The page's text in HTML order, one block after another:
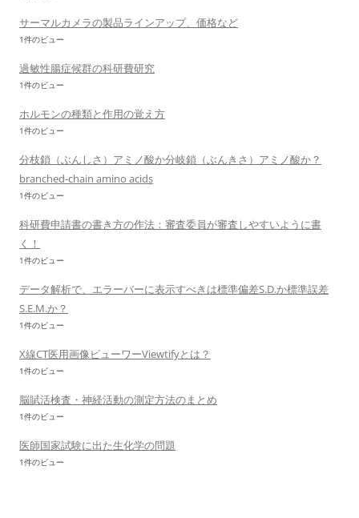
サーマルカメラの製品ラインアップ、価格など
1件のビュー
過敏性腸症候群の科研費研究
1件のビュー
ホルモンの種類と作用の覚え方
1件のビュー
分枝鎖（ぶんしさ）アミノ酸か分岐鎖（ぶんきさ）アミノ酸か？
branched-chain amino acids
1件のビュー
科研費申請書の書き方の作法：審査委員が審査しやすいように書
く！
1件のビュー
データ解析で、エラーバーに表示すべきは標準偏差S.D.か標準誤差
S.E.M.か？
1件のビュー
X線CT医用画像ビューワーViewtifyとは？
1件のビュー
脳賦活検査・神経活動の測定方法のまとめ
1件のビュー
医師国家試験に出た生化学の問題
1件のビュー